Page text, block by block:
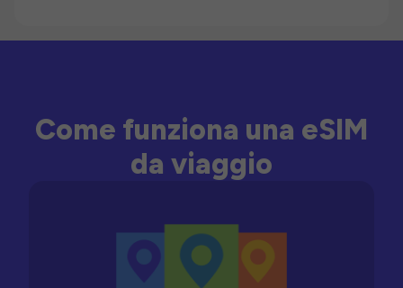
Come funziona una eSIM
da viaggio